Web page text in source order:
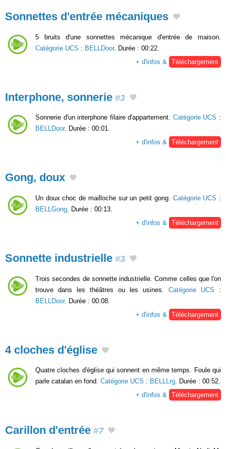
Sonnettes d'entrée mécaniques
5 bruits d'une sonnettes mécanique d'entrée de maison.
Catégorie UCS : BELLDoor. Durée : 00:22.
+ d'infos &
Téléchargement
Interphone, sonnerie #3
Sonnerie d'un interphone filaire d'appartement. Catégorie UCS :
BELLDoor. Durée : 00:01.
+ d'infos & Téléchargement
Gong, doux
Un doux choc de mailloche sur un petit gong. Catégorie UCS :
BELLGong. Durée : 00:13.
+ d'infos & Téléchargement
Sonnette industrielle #3
Trois secondes de sonnette industrielle. Comme celles que l'on
trouve dans les théâtres ou les usines. Catégorie UCS :
BELLDoor. Durée : 00:08.
+ d'infos &
Téléchargement
4 cloches d'église
Quatre cloches d'église qui sonnent en même temps. Foule qui
parle catalan en fond. Catégorie UCS : BELLLrg. Durée : 00:52.
+ d'infos & Téléchargement
Carillon d'entrée #7